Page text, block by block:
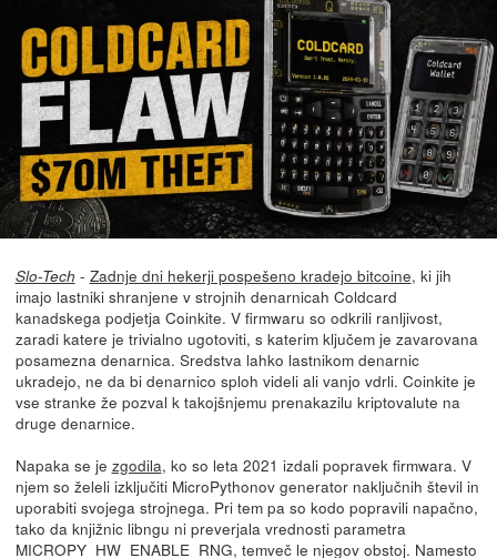
Slo-Tech - Zadnje dni hekerji pospešeno kradejo bitcoine, ki jih
imajo lastniki shranjene v strojnih denarnicah Coldcard
kanadskega podjetja Coinkite. V firmwaru so odkrili ranljivost,
zaradi katere je trivialno ugotoviti, s katerim ključem je zavarovana
posamezna denarnica. Sredstva lahko lastnikom denarnic
ukradejo, ne da bi denarnico sploh videli ali vanjo vdrli. Coinkite je
vse stranke že pozval k takojšnjemu prenakazilu kriptovalute na
druge denarnice.
Napaka se je zgodila, ko so leta 2021 izdali popravek firmwara. V
njem so želeli izključiti MicroPythonov generator naključnih števil in
uporabiti svojega strojnega. Pri tem pa so kodo popravili napačno,
tako da knjižnic libngu ni preverjala vrednosti parametra
MICROPY_HW_ENABLE_RNG, temveč le njegov obstoj. Namesto